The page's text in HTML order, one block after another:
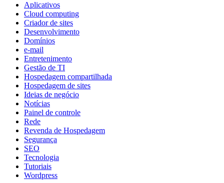
Aplicativos
Cloud computing
Criador de sites
Desenvolvimento
Domínios
e-mail
Entretenimento
Gestão de TI
Hospedagem compartilhada
Hospedagem de sites
Ideias de negócio
Notícias
Painel de controle
Rede
Revenda de Hospedagem
Segurança
SEO
Tecnologia
Tutoriais
Wordpress